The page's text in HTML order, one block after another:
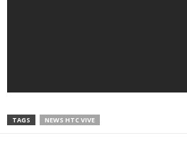
TAGS NEWS HTC VIVE